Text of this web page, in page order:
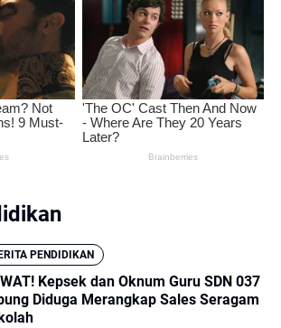
PENDIDIKAN
Kepsek dan Oknum Guru SDN 037
Diduga Merangkap Sales Seragam